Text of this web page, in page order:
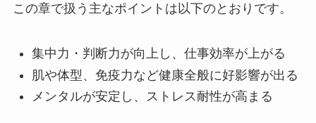
この章で扱う主なポイントは以下のとおりです。
集中力・判断力が向上し、仕事効率が上がる
肌や体型、免疫力など健康全般に好影響が出る
メンタルが安定し、ストレス耐性が高まる